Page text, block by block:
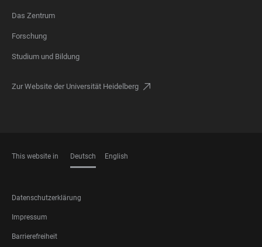
FOOTER
Das Zentrum
Forschung
Studium und Bildung
Zur Website der Universität Heidelberg
This website in Deutsch English
FOOTER
LEGAL
Datenschutzerklärung
Impressum
Barrierefreiheit